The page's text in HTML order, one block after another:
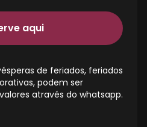
aqui
de feriados, feriados
podem ser
através do whatsapp.